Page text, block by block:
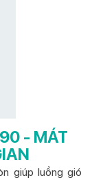
- MÁT
giúp luồng gió